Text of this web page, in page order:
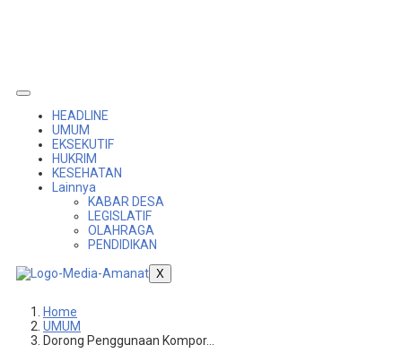
HEADLINE
UMUM
EKSEKUTIF
HUKRIM
KESEHATAN
Lainnya
KABAR DESA
LEGISLATIF
OLAHRAGA
PENDIDIKAN
X
Home
UMUM
Dorong Penggunaan Kompor…